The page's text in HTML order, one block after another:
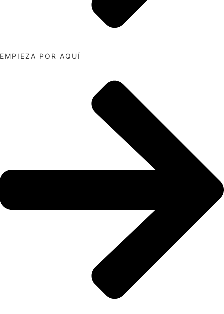
EMPIEZA POR AQUÍ